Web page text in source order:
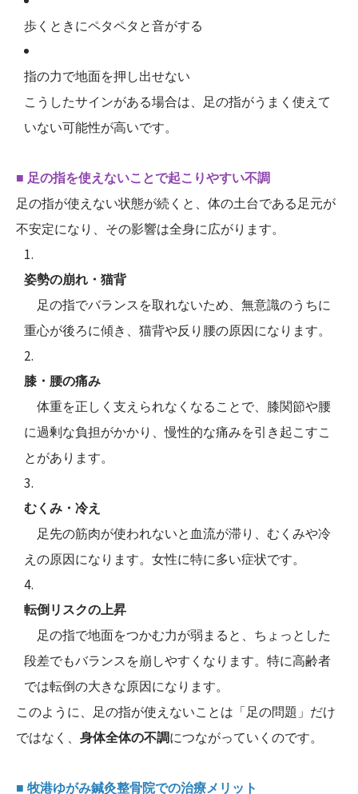
歩くときにペタペタと音がする
指の力で地面を押し出せない
こうしたサインがある場合は、足の指がうまく使えて
いない可能性が高いです。
■ 足の指を使えないことで起こりやすい不調
足の指が使えない状態が続くと、体の土台である足元が
不安定になり、その影響は全身に広がります。
姿勢の崩れ・猫背
足の指でバランスを取れないため、無意識のうちに
重心が後ろに傾き、猫背や反り腰の原因になります。
膝・腰の痛み
体重を正しく支えられなくなることで、膝関節や腰
に過剰な負担がかかり、慢性的な痛みを引き起こすこ
とがあります。
むくみ・冷え
足先の筋肉が使われないと血流が滞り、むくみや冷
えの原因になります。女性に特に多い症状です。
転倒リスクの上昇
足の指で地面をつかむ力が弱まると、ちょっとした
段差でもバランスを崩しやすくなります。特に高齢者
では転倒の大きな原因になります。
このように、足の指が使えないことは「足の問題」だけ
ではなく、 身体全体の不調につながっていくのです。
■ 牧港ゆがみ鍼灸整骨院での治療メリット